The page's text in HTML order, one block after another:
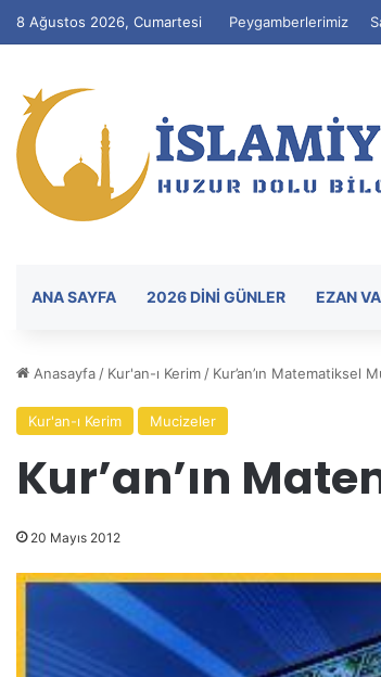
8 Ağustos 2026, Cumartesi Peygamberlerimiz
ANA SAYFA 2026 DİNİ GÜNLER EZAN
Anasayfa / Kur'an-ı Kerim / Kur’an’ın Matematiksel
Kur'an-ı Kerim Mucizeler
Kur’an’ın
20 Mayıs 2012